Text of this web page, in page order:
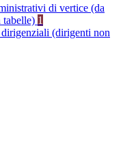
di vertice (da
tabelle) 1
(dirigenti non